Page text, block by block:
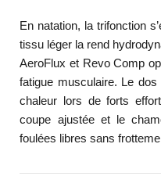
En natation, la trifonction
tissu léger la rend
AeroFlux et Revo Comp
fatigue musculaire. Le
chaleur lors de forts
coupe ajustée et le
foulées libres sans